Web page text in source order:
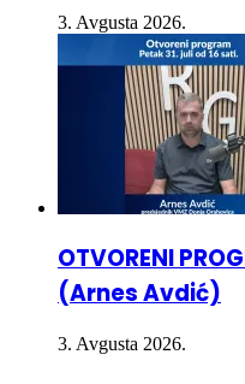
OTVORENI
(Arnes Avdić)
3. Avgusta 2026.